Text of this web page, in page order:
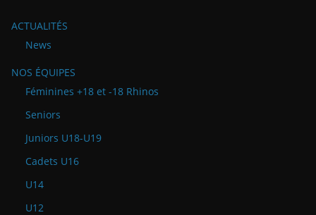
ACTUALITÉS
News
NOS ÉQUIPES
Féminines +18 et -18 Rhinos
Seniors
Juniors U18-U19
Cadets U16
U14
U12